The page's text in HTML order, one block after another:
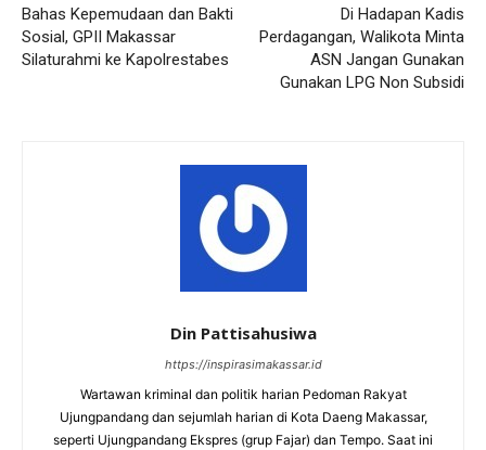
Bahas Kepemudaan dan Bakti
Sosial, GPII Makassar
Silaturahmi ke Kapolrestabes
Di Hadapan Kadis
Perdagangan, Walikota Minta
ASN Jangan Gunakan
Gunakan LPG Non Subsidi
Din Pattisahusiwa
https://inspirasimakassar.id
Wartawan kriminal dan politik harian Pedoman Rakyat
Ujungpandang dan sejumlah harian di Kota Daeng Makassar,
seperti Ujungpandang Ekspres (grup Fajar) dan Tempo. Saat ini